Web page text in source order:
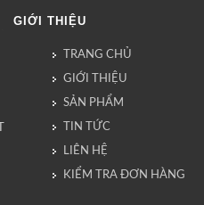
GIỚI THIỆU
TRANG CHỦ
GIỚI THIỆU
SẢN PHẨM
TIN TỨC
LIÊN HỆ
KIỂM TRA ĐƠN HÀNG